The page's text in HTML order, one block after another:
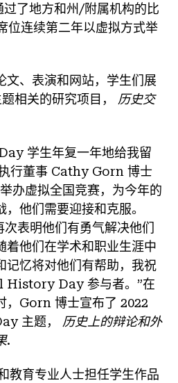
了地方和州/附属机构的比
位连续第二年以虚拟方式举
文、表演和网站，学生们展
相关的研究项目， 历史交
学生年复一年地给我留
行董事 Cathy Gorn 博士
办虚拟全国竞赛，为今年的
他们需要迎接和克服。
表明他们有勇气解决他们
着他们在学术和职业生涯中
记忆将对他们有帮助，我祝
History Day 参与者。”在
，Gorn 博士宣布了 2022
主题， 历史上的辩论和外
.
教育专业人士担任学生作品